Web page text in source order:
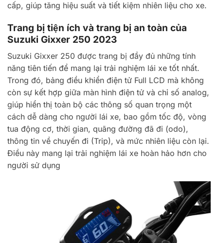
cấp, giúp tăng hiệu suất và tiết kiệm nhiên liệu cho xe.
Trang bị tiện ích và trang bị an toàn của
Suzuki Gixxer 250 2023
Suzuki Gixxer 250 được trang bị đầy đủ những tính
năng tiên tiến để mang lại trải nghiệm lái xe tốt nhất.
Trong đó, bảng điều khiển điện tử Full LCD mà không
còn sự kết hợp giữa màn hình điện tử và chỉ số analog,
giúp hiển thị toàn bộ các thông số quan trọng một
cách dễ dàng cho người lái xe, bao gồm tốc độ, vòng
tua động cơ, thời gian, quãng đường đã đi (odo),
thông tin về chuyến đi (Trip), và mức nhiên liệu còn lại.
Điều này mang lại trải nghiệm lái xe hoàn hảo hơn cho
người sử dụng